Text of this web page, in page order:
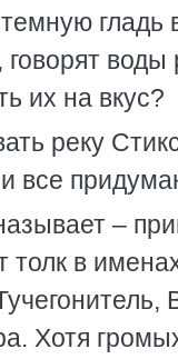
темную
их на вкус?
реку
все
–
в
Хотя